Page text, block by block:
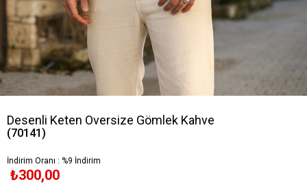
Desenli Keten Oversize Gömlek Kahve
(70141)
İndirim Oranı : %9 İndirim
₺300,00